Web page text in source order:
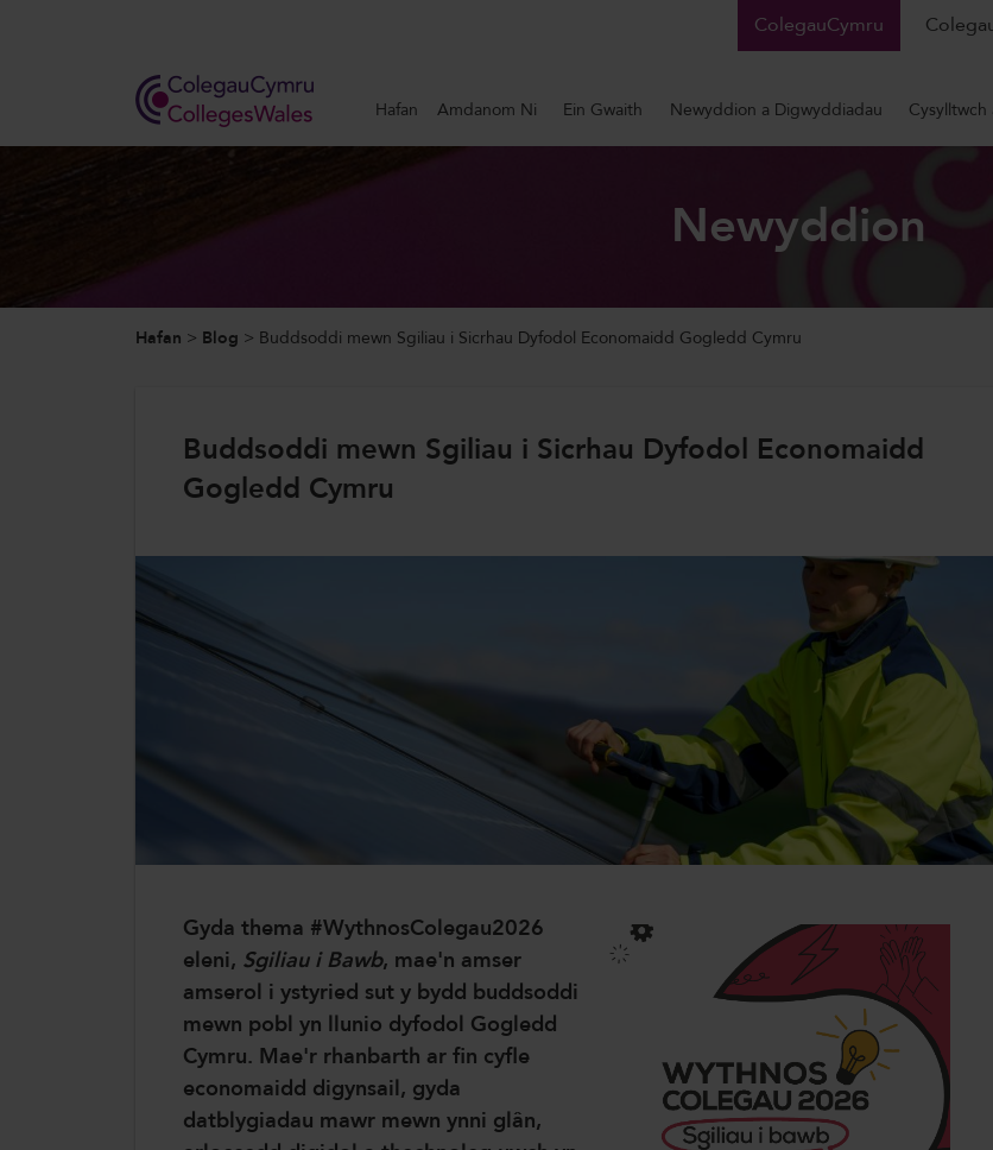
ColegauCymru
Hafan Amdanom Ni Ein Gwaith Newyddion a Digwyddiadau Cysylltwch
Search
Ein Gwaith
ColegauCymru
ColegauCymru Rhyngwladol
Chwaraeon ColegauCymru
Newyddion
Hafan > Blog > Buddsoddi mewn Sgiliau i Sicrhau Dyfodol Economaidd Gogledd Cymru
Buddsoddi mewn Sgiliau i Sicrhau Dyfodol Economaidd
Gogledd Cymru
Gyda thema #WythnosColegau2026
eleni, Sgiliau i Bawb, mae'n amser
amserol i ystyried sut y bydd buddsoddi
mewn pobl yn llunio dyfodol Gogledd
Cymru. Mae'r rhanbarth ar fin cyfle
economaidd digynsail, gyda
datblygiadau mawr mewn ynni glân,